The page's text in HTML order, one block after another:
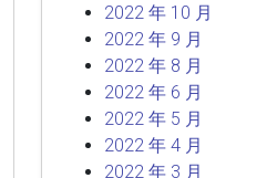
2022 年 10 月
2022 年 9 月
2022 年 8 月
2022 年 6 月
2022 年 5 月
2022 年 4 月
2022 年 3 月